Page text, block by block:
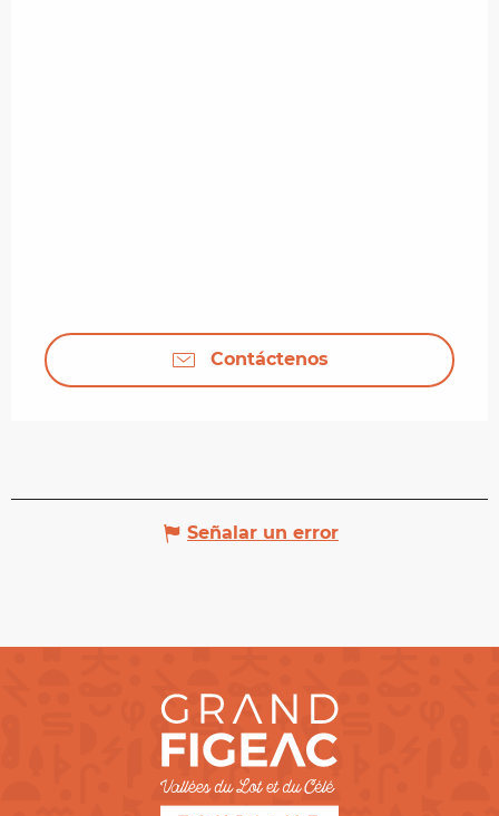
Contáctenos
Señalar un error